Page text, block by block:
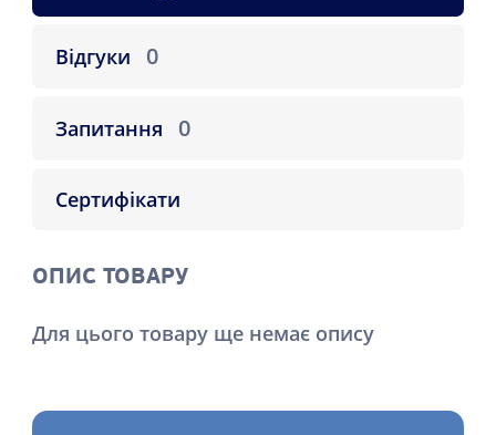
Відгуки 0
Запитання 0
Сертифікати
ОПИС ТОВАРУ
Для цього товару ще немає опису